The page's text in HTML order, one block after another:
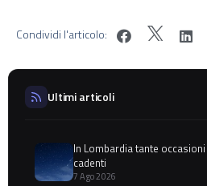
Condividi l'articolo:
Ultimi articoli
In Lombardia tante
cadenti
7 Ago 2026